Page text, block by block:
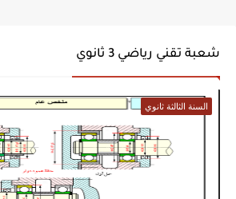
شعبة تقني رياضي 3 ثانوي
السنة الثالثة ثانوي